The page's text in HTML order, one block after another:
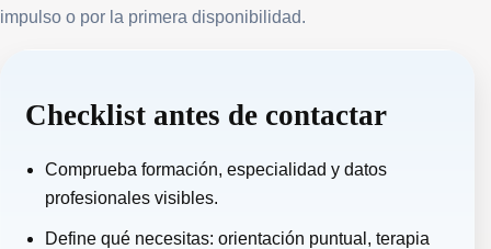
impulso o por la primera disponibilidad.
Checklist antes de contactar
Comprueba formación, especialidad y datos
profesionales visibles.
Define qué necesitas: orientación puntual, terapia